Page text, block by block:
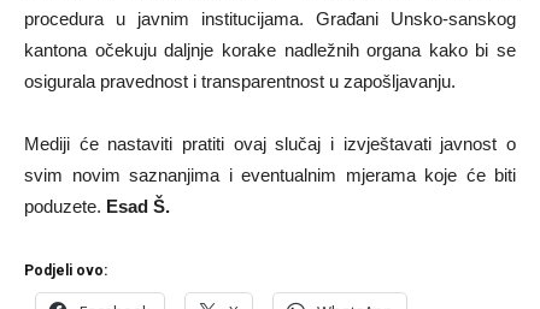
procedura u javnim institucijama. Građani Unsko-sanskog
kantona očekuju daljnje korake nadležnih organa kako bi se
osigurala pravednost i transparentnost u zapošljavanju.
Mediji će nastaviti pratiti ovaj slučaj i izvještavati javnost o
svim novim saznanjima i eventualnim mjerama koje će biti
poduzete. Esad Š.
Podjeli ovo: